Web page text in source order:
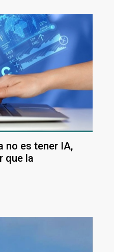
no es tener IA,
que la